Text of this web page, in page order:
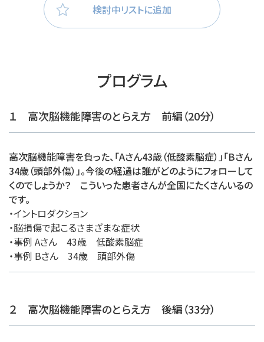
検討中リストに追加
プログラム
１ 高次脳機能障害のとらえ方 前編（20分）
高次脳機能障害を負った、「Aさん43歳（低酸素脳症）」「Bさん
34歳（頭部外傷）」。今後の経過は誰がどのようにフォローして
くのでしょうか？ こういった患者さんが全国にたくさんいるの
です。
・イントロダクション
・脳損傷で起こるさまざまな症状
・事例 Aさん 43歳 低酸素脳症
・事例 Bさん 34歳 頭部外傷
２ 高次脳機能障害のとらえ方 後編（33分）